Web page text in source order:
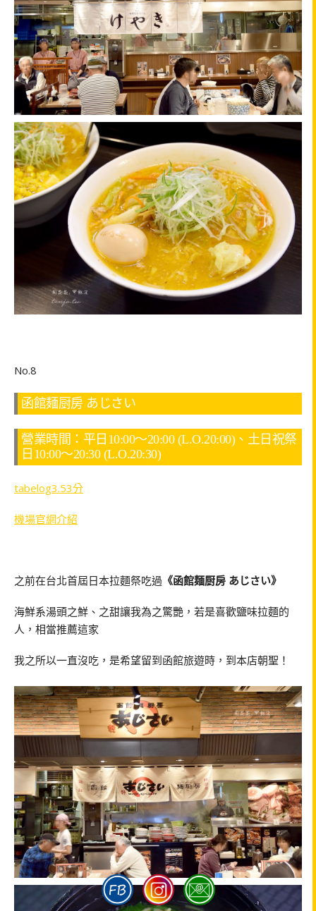
No.8
函館麺厨房 あじさい
營業時間：平日10:00～20:00 (L.O.20:00)、土日祝祭
日10:00～20:30 (L.O.20:30)
tabelog3.53分
機場官網介紹
之前在台北首屆日本拉麵祭吃過 《函館麺厨房 あじさい》
海鮮系湯頭之鮮、之甜讓我為之驚艷，若是喜歡鹽味拉麵的
人，相當推薦這家
我之所以一直沒吃，是希望留到函館旅遊時，到本店朝聖！